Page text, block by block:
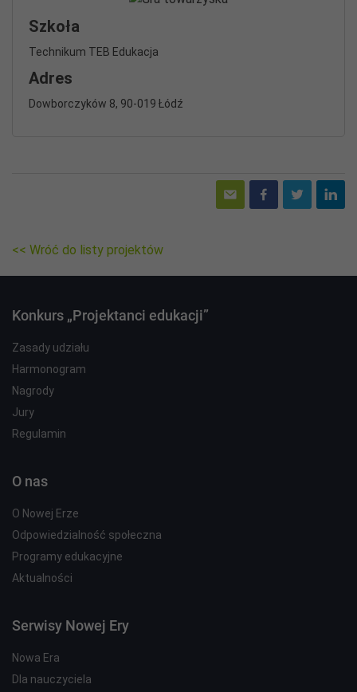
Szkoła
Technikum TEB Edukacja
Adres
Dowborczyków 8, 90-019 Łódź
<< Wróć do listy projektów
Konkurs „Projektanci edukacji”
Zasady udziału
Harmonogram
Nagrody
Jury
Regulamin
O nas
O Nowej Erze
Odpowiedzialność społeczna
Programy edukacyjne
Aktualności
Serwisy Nowej Ery
Nowa Era
Dla nauczyciela